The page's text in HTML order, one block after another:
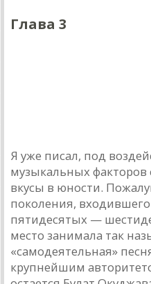
Глава 3
Я уже писал, под
музыкальных
вкусы в юности.
поколения,
пятидесятых —
место занимала так
«самодеятельная»
крупнейшим